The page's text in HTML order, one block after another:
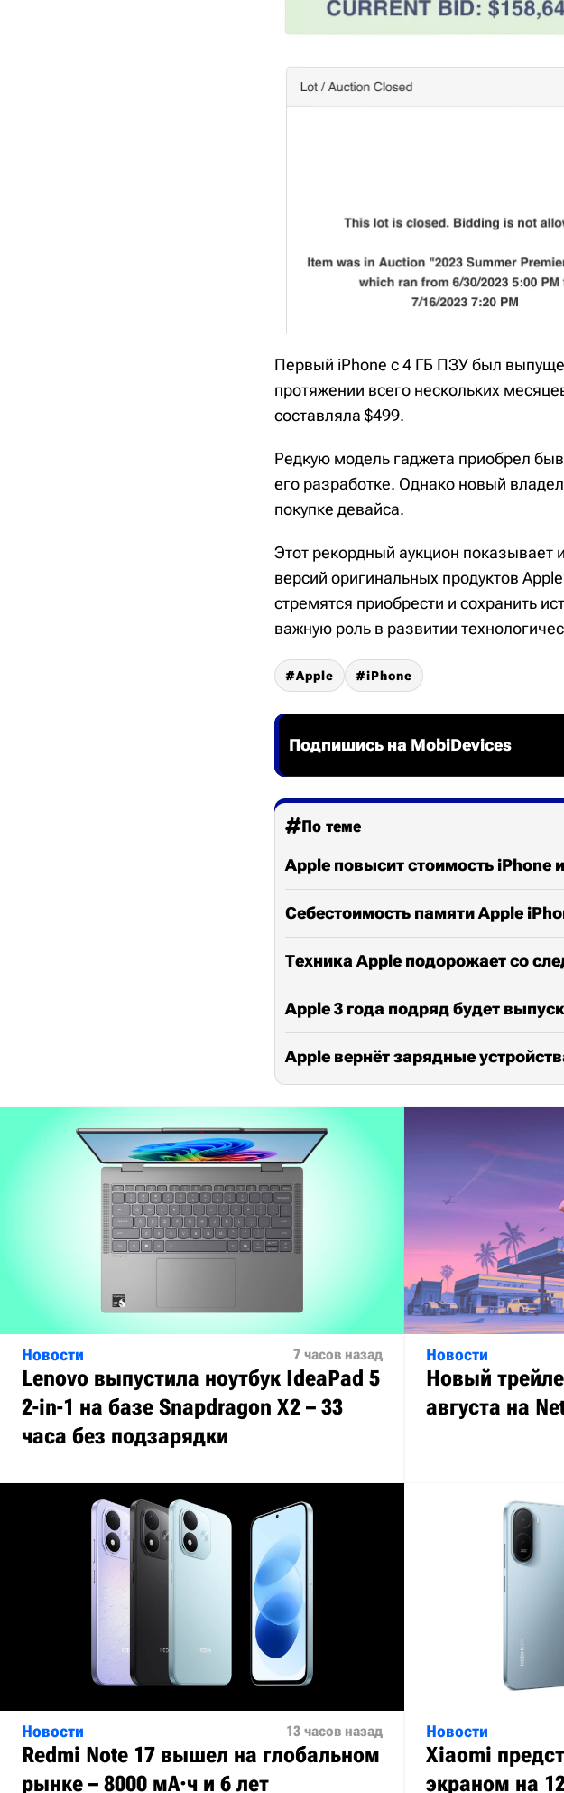
Первый iPhone с 4 ГБ ПЗУ был
протяжении всего нескольких
составляла $499.
Редкую модель гаджета приобрел
его разработке. Однако новый
покупке девайса.
Этот рекордный аукцион показывает
версий оригинальных продуктов
стремятся приобрести и сохранить
важную роль в развитии
Apple iPhone
Подпишись на MobiDevices
По теме
Apple повысит стоимость iPhone
Себестоимость памяти Apple
Техника Apple подорожает со
Apple 3 года подряд будет
Apple вернёт зарядные
Новости 7 часов назад
Lenovo выпустила ноутбук IdeaPad 5
2-in-1 на базе Snapdragon X2 – 33
часа без подзарядки
Новости
Новый
августа на
Новости 13 часов назад
Redmi Note 17 вышел на глобальном
рынке – 8000 мА·ч и 6 лет
Новости
Xiaomi
экраном на